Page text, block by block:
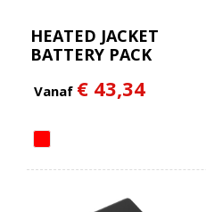
HEATED JACKET
BATTERY PACK
Vanaf € 43,34